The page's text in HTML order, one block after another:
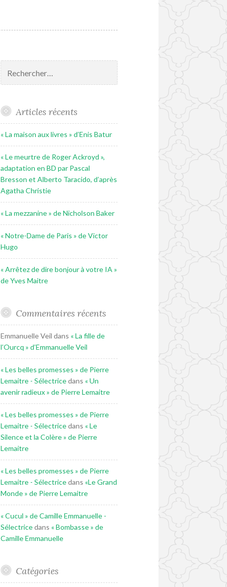
Articles récents
« La maison aux livres » d’Enis Batur
« Le meurtre de Roger Ackroyd »,
adaptation en BD par Pascal
Bresson et Alberto Taracido, d’après
Agatha Christie
« La mezzanine » de Nicholson Baker
« Notre-Dame de Paris » de Victor
Hugo
« Arrêtez de dire bonjour à votre IA »
de Yves Maitre
Commentaires récents
Emmanuelle Veil dans « La fille de
l’Ourcq » d’Emmanuelle Veil
« Les belles promesses » de Pierre
Lemaitre - Sélectricedans « Un
avenir radieux » de Pierre Lemaitre
« Les belles promesses » de Pierre
Lemaitre - Sélectricedans « Le
Silence et la Colère » de Pierre
Lemaitre
« Les belles promesses » de Pierre
Lemaitre - Sélectricedans «Le Grand
Monde » de Pierre Lemaitre
« Cucul » de Camille Emmanuelle -
Sélectricedans « Bombasse » de
Camille Emmanuelle
Catégories